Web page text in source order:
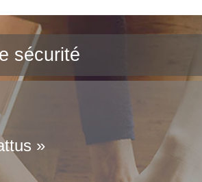
Opérationnel Formation
Opérationnel Audit
sécurité
»